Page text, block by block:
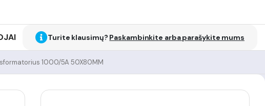
Turite klausimų? Paskambinkite arba parašykite mums
1000/5A 50X80MM